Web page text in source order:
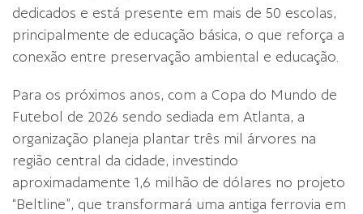
dedicados e está presente em mais de 50 escolas,
principalmente de educação básica, o que reforça a
conexão entre preservação ambiental e educação.
Para os próximos anos, com a Copa do Mundo de
Futebol de 2026 sendo sediada em Atlanta, a
organização planeja plantar três mil árvores na
região central da cidade, investindo
aproximadamente 1,6 milhão de dólares no projeto
“Beltline”, que transformará uma antiga ferrovia em